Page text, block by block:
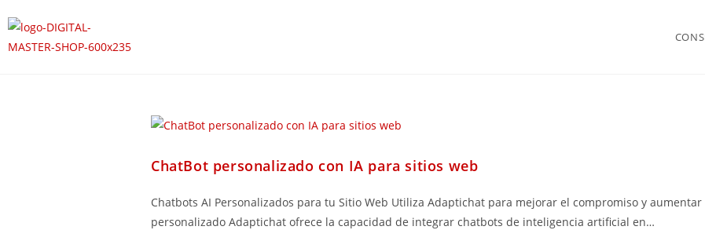
ChatBot personalizado con IA para sitios web
Chatbots AI Personalizados para tu Sitio Web Utiliza Adaptichat para mejorar el compromiso y aumentar
personalizado Adaptichat ofrece la capacidad de integrar chatbots de inteligencia artificial en…